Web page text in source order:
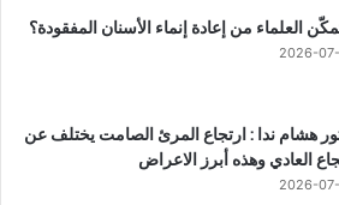
العلماء من إعادة إنماء الأسنان المفقودة؟
2026-
هشام ندا : ارتجاع المرئ الصامت يختلف عن
العادي وهذه أبرز الاعراض
2026-